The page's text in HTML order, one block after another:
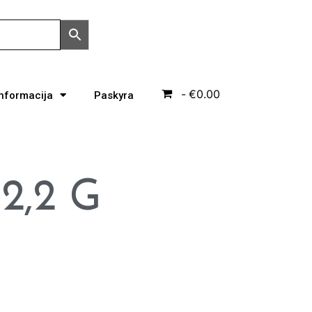
Paskyra €0.00
G